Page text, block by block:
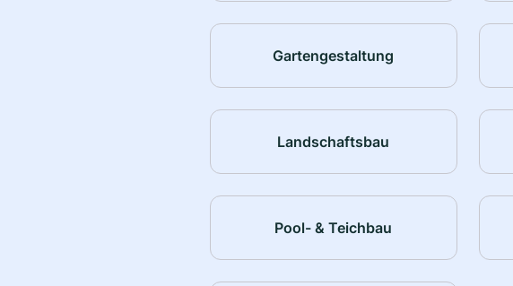
Gartengestaltung
Landschaftsbau
Pool- & Teichbau